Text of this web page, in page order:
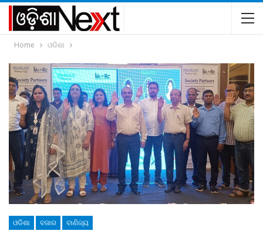
Home ଓଡିଶା
ଓଡିଶା ବଜାର ବାଣିଜ୍ୟ